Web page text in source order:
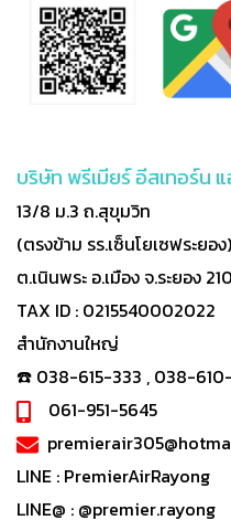
บริษัท พรีเมียร์ อีสเทอร์น
13/8 ม.3 ถ.สุขุมวิท
(ตรงข้าม รร.เซ็นโยเซฟระยอง)
ต.เนินพระ อ.เมือง จ.ระยอง
TAX ID : 0215540002022
สำนักงานใหญ่
☎️ 038-615-333 , 038-
061-951-5645
LINE : PremierAirRayong
LINE@ : @premier.rayong